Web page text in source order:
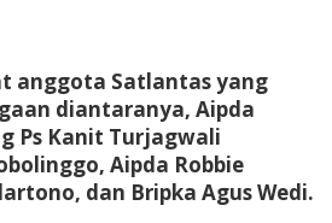
anggota Satlantas yang
diantaranya, Aipda
Ps Kanit Turjagwali
Aipda Robbie
dan Bripka Agus Wedi.